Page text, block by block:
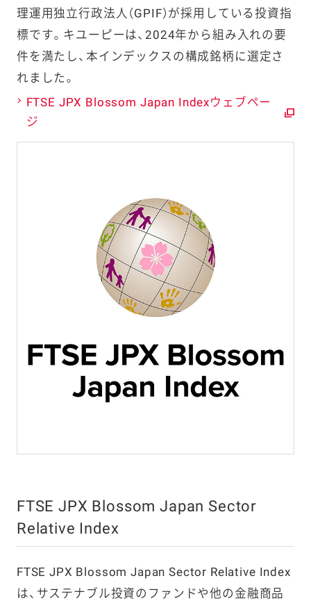
理運用独立行政法人（GPIF）が採用している投資指
標です。キユーピーは、2024年から組み入れの要
件を満たし、本インデックスの構成銘柄に選定さ
れました。
FTSE JPX Blossom Japan Indexウェブペー
ジ
FTSE JPX Blossom Japan Sector
Relative Index
FTSE JPX Blossom Japan Sector Relative Index
は、サステナブル投資のファンドや他の金融商品